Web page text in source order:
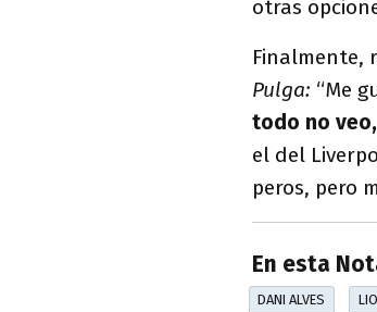
otras
Finalmente,
Pulga: “Me
todo no
el del
peros, pero
En esta
DANI ALVES